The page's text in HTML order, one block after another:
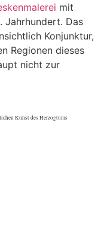
mit
Jahrhundert. Das
Konjunktur,
Regionen dieses
nicht zur
Kunst des Herzogtums